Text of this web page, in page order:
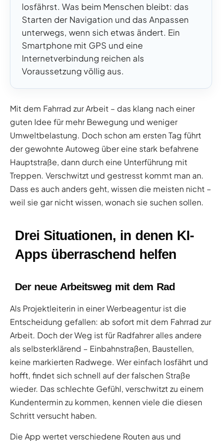
losfährst. Was beim Menschen bleibt: das
Starten der Navigation und das Anpassen
unterwegs, wenn sich etwas ändert. Ein
Smartphone mit GPS und eine
Internetverbindung reichen als
Voraussetzung völlig aus.
Mit dem Fahrrad zur Arbeit – das klang nach einer
guten Idee für mehr Bewegung und weniger
Umweltbelastung. Doch schon am ersten Tag führt
der gewohnte Autoweg über eine stark befahrene
Hauptstraße, dann durch eine Unterführung mit
Treppen. Verschwitzt und gestresst kommt man an.
Dass es auch anders geht, wissen die meisten nicht –
weil sie gar nicht wissen, wonach sie suchen sollen.
Drei Situationen, in denen KI-
Apps überraschend helfen
Der neue Arbeitsweg mit dem Rad
Als Projektleiterin in einer Werbeagentur ist die
Entscheidung gefallen: ab sofort mit dem Fahrrad zur
Arbeit. Doch der Weg ist für Radfahrer alles andere
als selbsterklärend – Einbahnstraßen, Baustellen,
keine markierten Radwege. Wer einfach losfährt und
hofft, findet sich schnell auf der falschen Straße
wieder. Das schlechte Gefühl, verschwitzt zu einem
Kundentermin zu kommen, kennen viele die diesen
Schritt versucht haben.
Die App wertet verschiedene Routen aus und